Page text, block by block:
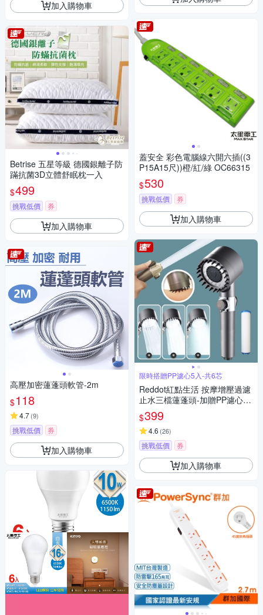
加入購物車
Betrise 五星等級 德國銀離子防
蹣抗菌3D立體舒眠枕一入
$499
挑戰低價 券
加入購物車
高壓加密蓮蓬頭軟管-2m
$118
4.7(9)
挑戰低價 券
加入購物車
蓋安全 彩色電腦線六開六插((3
P15A15尺))橙/紅/綠 OC66315
$530
挑戰低價 券
加入購物車
限時搭贈PP濾心5入-共6芯
Reddot紅點生活 按摩增壓過濾
止水三檔蓮蓬頭-加贈PP濾心5
入(共6芯)
$399
4.6 (26)
挑戰低價 券
加入購物車